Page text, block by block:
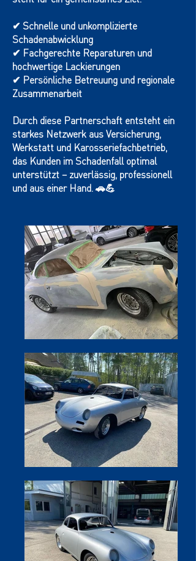
✔ Schnelle und unkomplizierte
Schadenabwicklung
✔ Fachgerechte Reparaturen und
hochwertige Lackierungen
✔ Persönliche Betreuung und regionale
Zusammenarbeit
Durch diese Partnerschaft entsteht ein
starkes Netzwerk aus Versicherung,
Werkstatt und Karosseriefachbetrieb,
das Kunden im Schadenfall optimal
unterstützt – zuverlässig, professionell
und aus einer Hand. 🚗💪